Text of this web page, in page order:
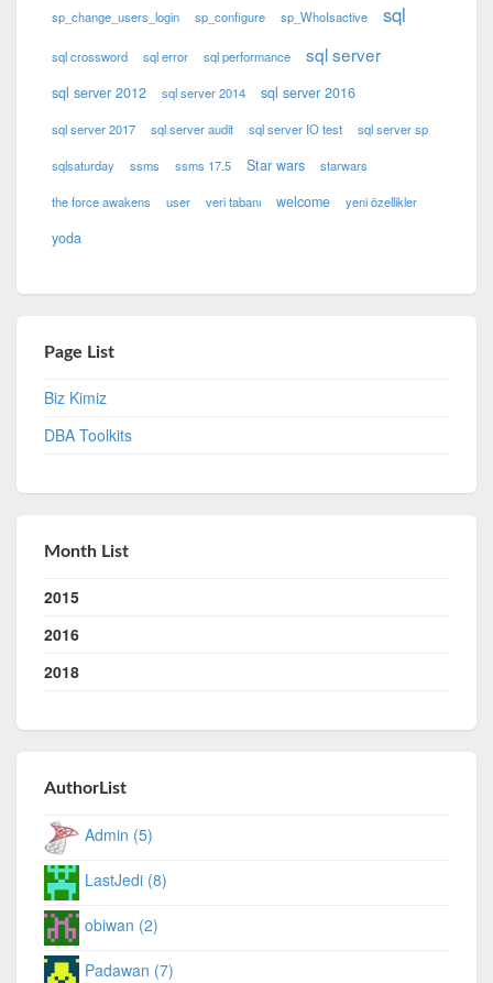
sp_change_users_login sp_configure sp_WhoIsactive sql
sql crossword sql error sql performance sql server
sql server 2012 sql server 2014 sql server 2016
sql server 2017 sql server audit sql server IO test sql server sp
sqlsaturday ssms ssms 17.5 Star wars starwars
the force awakens user veri tabanı welcome yeni özellikler
yoda
Page List
Biz Kimiz
DBA Toolkits
Month List
2015
2016
2018
AuthorList
Admin (5)
LastJedi (8)
obiwan (2)
Padawan (7)